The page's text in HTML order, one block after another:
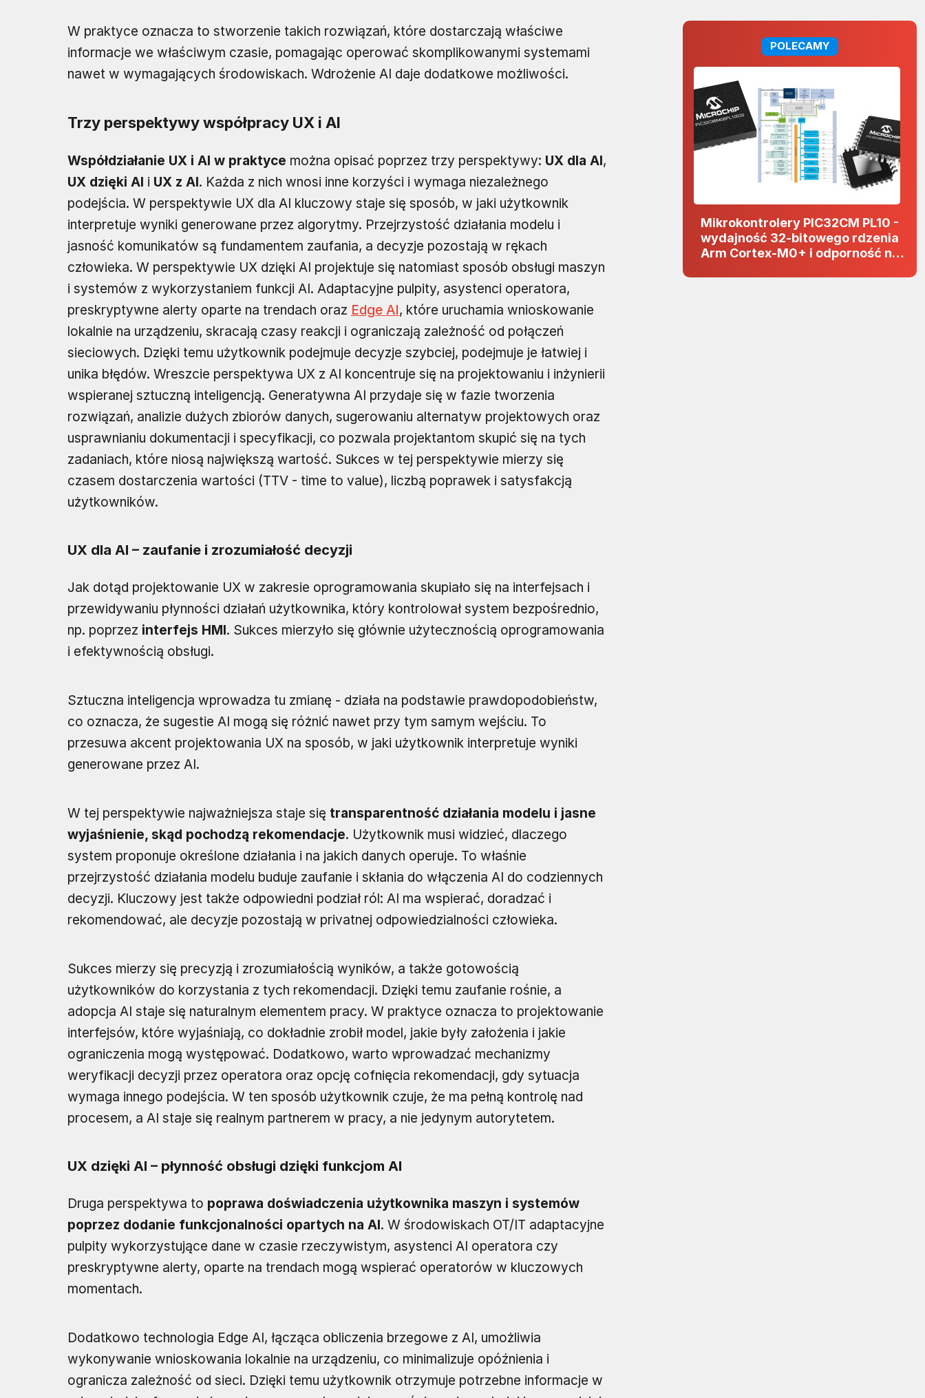
W praktyce oznacza to stworzenie takich rozwiązań, które dostarczają właściwe
informacje we właściwym czasie, pomagając operować skomplikowanymi systemami
nawet w wymagających środowiskach. Wdrożenie AI daje dodatkowe możliwości.
Trzy perspektywy współpracy UX i AI
Współdziałanie UX i AI w praktyce można opisać poprzez trzy perspektywy: UX dla AI,
UX dzięki AI i UX z AI. Każda z nich wnosi inne korzyści i wymaga niezależnego
podejścia. W perspektywie UX dla AI kluczowy staje się sposób, w jaki użytkownik
interpretuje wyniki generowane przez algorytmy. Przejrzystość działania modelu i
jasność komunikatów są fundamentem zaufania, a decyzje pozostają w rękach
człowieka. W perspektywie UX dzięki AI projektuje się natomiast sposób obsługi maszyn
i systemów z wykorzystaniem funkcji AI. Adaptacyjne pulpity, asystenci operatora,
preskryptywne alerty oparte na trendach oraz Edge AI, które uruchamia wnioskowanie
lokalnie na urządzeniu, skracają czasy reakcji i ograniczają zależność od połączeń
sieciowych. Dzięki temu użytkownik podejmuje decyzje szybciej, podejmuje je łatwiej i
unika błędów. Wreszcie perspektywa UX z AI koncentruje się na projektowaniu i inżynierii
wspieranej sztuczną inteligencją. Generatywna AI przydaje się w fazie tworzenia
rozwiązań, analizie dużych zbiorów danych, sugerowaniu alternatyw projektowych oraz
usprawnianiu dokumentacji i specyfikacji, co pozwala projektantom skupić się na tych
zadaniach, które niosą największą wartość. Sukces w tej perspektywie mierzy się
czasem dostarczenia wartości (TTV - time to value), liczbą poprawek i satysfakcją
użytkowników.
UX dla AI – zaufanie i zrozumiałość decyzji
Jak dotąd projektowanie UX w zakresie oprogramowania skupiało się na interfejsach i
przewidywaniu płynności działań użytkownika, który kontrolował system bezpośrednio,
np. poprzez interfejs HMI. Sukces mierzyło się głównie użytecznością oprogramowania
i efektywnością obsługi.
Sztuczna inteligencja wprowadza tu zmianę - działa na podstawie prawdopodobieństw,
co oznacza, że sugestie AI mogą się różnić nawet przy tym samym wejściu. To
przesuwa akcent projektowania UX na sposób, w jaki użytkownik interpretuje wyniki
generowane przez AI.
W tej perspektywie najważniejsza staje się transparentność działania modelu i jasne
wyjaśnienie, skąd pochodzą rekomendacje. Użytkownik musi widzieć, dlaczego
system proponuje określone działania i na jakich danych operuje. To właśnie
przejrzystość działania modelu buduje zaufanie i skłania do włączenia AI do codziennych
decyzji. Kluczowy jest także odpowiedni podział ról: AI ma wspierać, doradzać i
rekomendować, ale decyzje pozostają w privatnej odpowiedzialności człowieka.
Sukces mierzy się precyzją i zrozumiałością wyników, a także gotowością
użytkowników do korzystania z tych rekomendacji. Dzięki temu zaufanie rośnie, a
adopcja AI staje się naturalnym elementem pracy. W praktyce oznacza to projektowanie
interfejsów, które wyjaśniają, co dokładnie zrobił model, jakie były założenia i jakie
ograniczenia mogą występować. Dodatkowo, warto wprowadzać mechanizmy
weryfikacji decyzji przez operatora oraz opcję cofnięcia rekomendacji, gdy sytuacja
wymaga innego podejścia. W ten sposób użytkownik czuje, że ma pełną kontrolę nad
procesem, a AI staje się realnym partnerem w pracy, a nie jedynym autorytetem.
UX dzięki AI – płynność obsługi dzięki funkcjom AI
Druga perspektywa to poprawa doświadczenia użytkownika maszyn i systemów
poprzez dodanie funkcjonalności opartych na AI. W środowiskach OT/IT adaptacyjne
pulpity wykorzystujące dane w czasie rzeczywistym, asystenci AI operatora czy
preskryptywne alerty, oparte na trendach mogą wspierać operatorów w kluczowych
momentach.
Dodatkowo technologia Edge AI, łącząca obliczenia brzegowe z AI, umożliwia
wykonywanie wnioskowania lokalnie na urządzeniu, co minimalizuje opóźnienia i
ogranicza zależność od sieci. Dzięki temu użytkownik otrzymuje potrzebne informacje w
POLECAMY
Mikrokontrolery PIC32CM PL10 -
wydajność 32-bitowego rdzenia
Arm Cortex-M0+ i odporność na